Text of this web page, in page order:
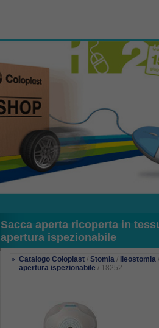
Sacca aperta ricoperta in
apertura ispezionabile
Catalogo Coloplast / Stomia / Ileostomia
apertura ispezionabile / 18252